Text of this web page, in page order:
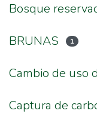
Bosque
BRUNAS 1
Cambio de uso
Captura de